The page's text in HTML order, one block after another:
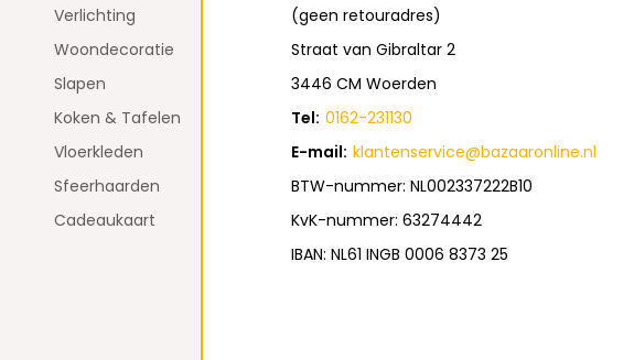
Verlichting
Woondecoratie
Slapen
Koken & Tafelen
Vloerkleden
Sfeerhaarden
Cadeaukaart
(geen retouradres)
Straat van Gibraltar 2
3446 CM Woerden
Tel: 0162-231130
E-mail: klantenservice@bazaaronline.nl
BTW-nummer: NL002337222B10
KvK-nummer: 63274442
IBAN: NL61 INGB 0006 8373 25